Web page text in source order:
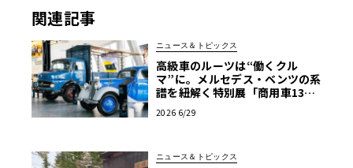
関連記事
ニュース＆トピックス
高級車のルーツは“働くクル
マ”に。メルセデス・ベンツの系
譜を紐解く特別展「商用車130
2026 6/29
ニュース＆トピックス